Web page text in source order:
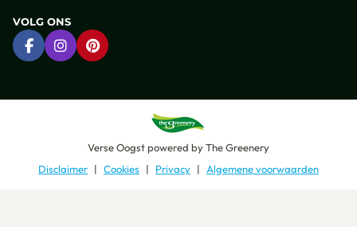
VOLG ONS
Ga naar Facebook
Ga naar Instagram
Ga naar Pinterest
Verse Oogstpowered byThe Greenery
Disclaimer
Cookies Privacy Algemene voorwaarden